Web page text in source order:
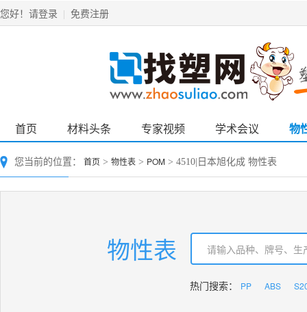
您好！ 请登录 免费注册
首页 材料头条 专家视频 学术会议 物
您当前的位置： 首页 > 物性表 > POM > 4510|日本旭化成 物性表
物性表
热门搜索： PP ABS